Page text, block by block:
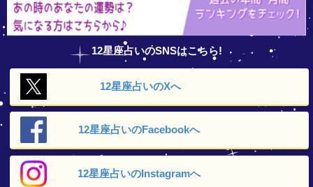
12星座占いのSNSはこちら!
12星座占いのXへ
12星座占いのFacebookへ
12星座占いのInstagramへ